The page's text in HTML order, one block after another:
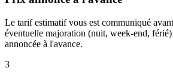
Le tarif estimatif vous est communiqué
éventuelle majoration (nuit, week-end,
annoncée à l'avance.
3